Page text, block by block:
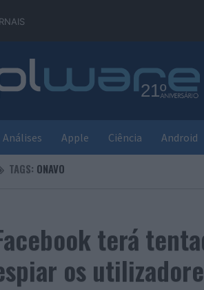
Análises Apple Ciência Android
TAGS: ONAVO
terá
os